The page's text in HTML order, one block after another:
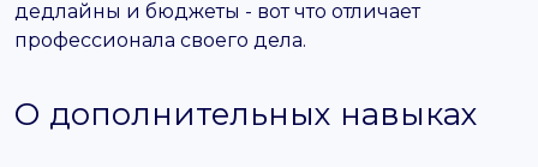
дедлайны и бюджеты - вот что отличает
профессионала своего дела.
О дополнительных навыках